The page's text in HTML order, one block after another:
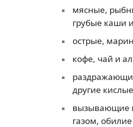
мясные,
грубые каши
острые,
кофе, чай и
другие
вызывающие
газом,